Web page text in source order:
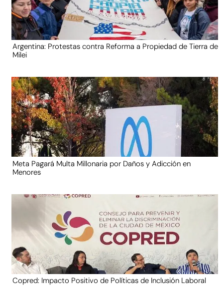
Argentina: Protestas contra Reforma a Propiedad de Tierra de
Milei
Meta Pagará Multa Millonaria por Daños y Adicción en
Menores
Copred: Impacto Positivo de Políticas de Inclusión Laboral